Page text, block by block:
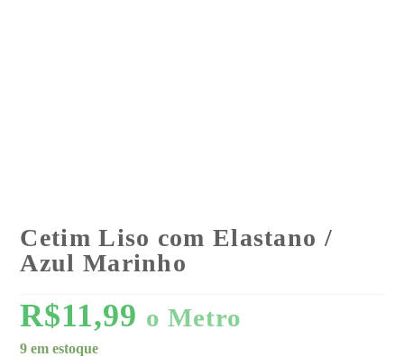
Cetim Liso com Elastano /
Azul Marinho
R$11,99 o Metro
9 em estoque